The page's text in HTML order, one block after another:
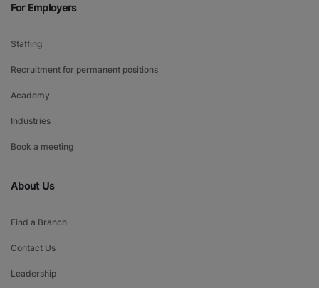
For Employers
Staffing
Recruitment for permanent positions
Academy
Industries
Book a meeting
About Us
Find a Branch
Contact Us
Leadership